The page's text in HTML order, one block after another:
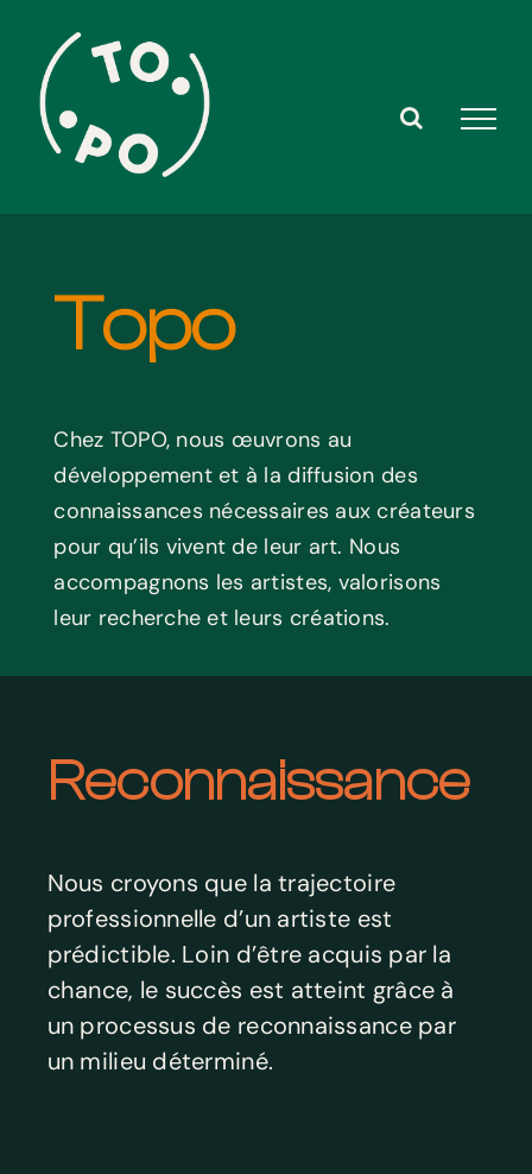
content
Topo
Chez TOPO, nous œuvrons au
développement et à la diffusion des
connaissances nécessaires aux créateurs
pour qu’ils vivent de leur art. Nous
accompagnons les artistes, valorisons
leur recherche et leurs créations.
Reconnaissance
Nous croyons que la trajectoire
professionnelle d’un artiste est
prédictible. Loin d’être acquis par la
chance, le succès est atteint grâce à
un processus de reconnaissance par
un milieu déterminé.